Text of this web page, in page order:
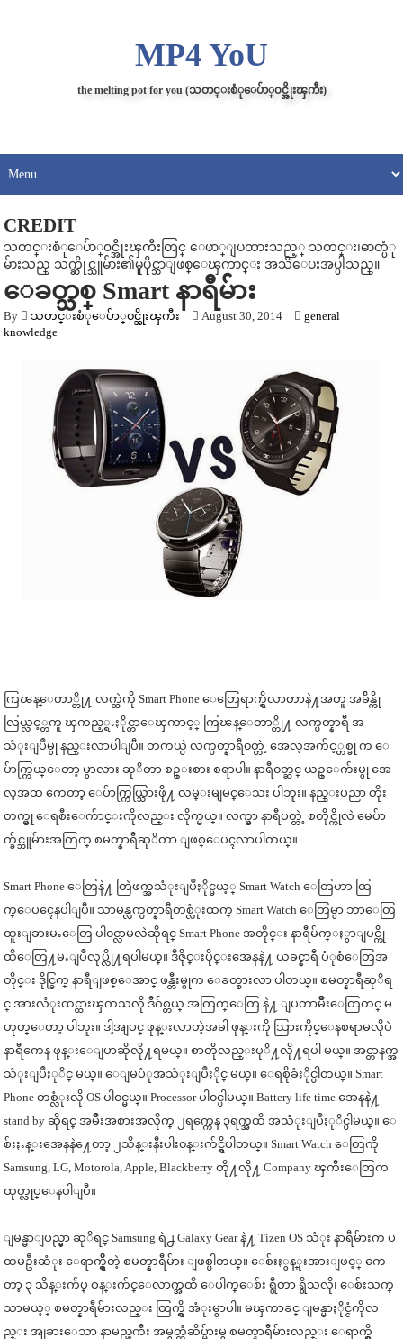
MP4 YoU
the melting pot for you (သတင္းစံုေပ်ာ္၀င္အိုးၾကီး)
CREDIT
သတင္းစံုေပ်ာ္၀င္အိုးၾကီးတြင္ ေဖာ္ျပထားသည့္ သတင္း၊ဓာတ္ပံု
မ်ားသည္ သက္ဆိုင္သူမ်ား၏မူပိုင္သာျဖစ္ေၾကာင္း အသိေပးအပ္ပါသည္။
ေခတ္သစ္ Smart နာရီမ်ား
By သတင္းစံုေပ်ာ္၀င္အိုးၾကီး August 30, 2014
general
knowledge
ကြၽန္ေတာ္တို႔ လက္ထဲကို Smart Phone ေတြေရာက္ရွိလာတာနဲ႔အတူ အခ်ိန္ကို
လြယ္လင့္တကူ ၾကည့္ရႉႏိုင္တာေၾကာင့္ ကြၽန္ေတာ္တို႔ လက္ပတ္နာရီ အ
သံုးျပဳမွု နည္းလာပါျပီ။ တကယ္ပဲ လက္ပတ္နာရီ၀တ္တဲ့ အေလ့အက်င့္တစ္ခု က ေ
ပ်ာက္ကြယ္ေတာ့ မွာလား ဆုိတာ စဥ္းစား စရာပါ။ နာရီ၀တ္ဆင္ ယဥ္ေက်းမွု အေ
လ့အထ ကေတာ့ ေပ်ာက္ကြယ္သြားဖို႔ လမ္းမျမင္ေသး ပါဘူး။ နည္းပညာ တိုး
တက္မွု ေရစီးေက်ာင္းကိုလည္း လိုက္မယ္။ လက္မွာ နာရီပတ္တ ဲ့ စတိုင္ကိုလဲ မေပ်ာ
က္ခ်င္သူမ်ားအတြက္ စမတ္နာရီဆုိတာ ျဖစ္ေပၚလာပါတယ္။
Smart Phone ေတြနဲ႔ တြဲဖက္အသံုးျပဳႏိုင္မယ့္ Smart Watch ေတြဟာ ထြ
က္ေပၚေနပါျပီ။ သာမန္လက္ပတ္နာရီတစ္လံုးထက္ Smart Watch ေတြမွာ ဘာေတြ
ထူးျခားမႉေတြ ပါ၀င္လာမလဲဆိုရင္ Smart Phone အတိုင္း နာရီမ်က္ႏွာျပင္ကို
ထိေတြ႔မႉျပဳလုပ္လို႔ရပါမယ္။ ဒီဇိုင္းပိုင္းအေနနဲ႔ ယခင္နာရီ ပံုစံေတြအ
တိုင္း ဒိုင္ခြက္ နာရီျဖစ္ေအာင္ ဖန္တီးမွုက ေခတ္စားလာ ပါတယ္။ စမတ္နာရီဆုိရ
င္ အားလံုးထင္ထားၾကသလို ဒီဂ်စ္တယ္ အကြက္ေတြ နဲ႔ ျပတာမ်ိဳးေတြတင္ မ
ဟုတ္ေတာ့ ပါဘူး။ ဒါ့အျပင္ ဖုန္းလာတဲ့အခါ ဖုန္းကို သြားကိုင္ေနစရာမလိုပဲ
နာရီကေန ဖုန္းေျပာဆိုလို႔ရမယ္။ စာတိုလည္းပုိ႔လို႔ရပါ မယ္။ အင္တာနက္အ
သံုးျပဳႏုိင္ မယ္။ ေျမပံုအသံုးျပဳႏိုင္ မယ္။ ေရစိုခံႏိုင္ပါတယ္။ Smart
Phone တစ္လံုးလို OS ပါ၀င္မယ္။ Processor ပါ၀င္ပါမယ္။ Battery life time အေနနဲ႔
stand by ဆိုရင္ အမ်ိဳးအစားအလိုက္ ၂ရက္ကေန ၃ရက္အထိ အသံုးျပဳႏုိင္ပါမယ္။ ေ
စ်းႏႉန္းအေနနဲ႔ေတာ့ ၂သိန္းနီးပါး၀န္းက်င္ရွိပါတယ္။ Smart Watch ေတြကို
Samsung, LG, Motorola, Apple, Blackberry တို႔လို႔ Company ၾကီးေတြက
ထုတ္လုပ္ေနပါျပီ။
ျမန္မာျပည္မွာ ဆုိရင္ Samsung ရဲ႕ Galaxy Gear နဲ႔ Tizen OS သံုး နာရီမ်ားက ပ
ထမဦးဆံုး ေရာက္ရွိိတဲ့ စမတ္နာရီမ်ား ျဖစ္ပါတယ္။ ေစ်းႏွန္ုးအားျဖင့္ ကေ
တာ့ ၃ သိန္းက်ပ္ ဝန္းက်င္ေလာက္အထိ ေပါက္ေစ်း ရွီတာ ရွိသလို၊ ေစ်းသက္
သာမယ့္ စမတ္နာရီမ်ားလည္း ထြက္ရွိ အံုးမွာပါ။ မၾကာခင္ ျမန္မာႏိုင္ငံကိုလ
ည္း အျခားေသာ နာမည္ၾကီး အမွတ္တံဆိပ္မ်ားမွ စမတ္နာရီမ်ားလည္း ေရာက္ရွိ